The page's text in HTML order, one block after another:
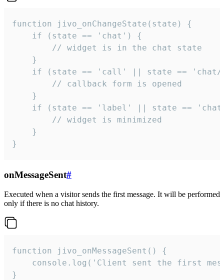
function jivo_onChangeState(state) {
    if (state == 'chat') {
        // widget is in the chat state
    }
if (state == 'call' || state ==
        // callback form is opened
    }
if (state == 'label' || state ==
        // widget is minimized
    }
}
onMessageSent#
Executed when a visitor sends the first message. It will be performed
only if there is no chat history.
function jivo_onMessageSent() {
console.log('Client sent the first
}